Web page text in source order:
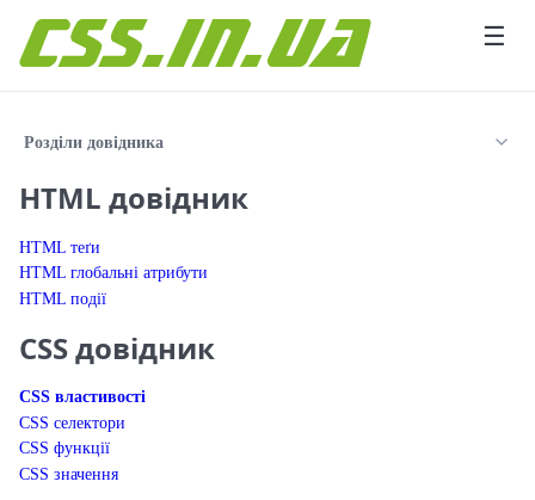
☰
Розділи довідника
HTML довідник
HTML теґи
HTML глобальні атрибути
HTML події
CSS довідник
CSS властивості
CSS селектори
CSS функції
CSS значення